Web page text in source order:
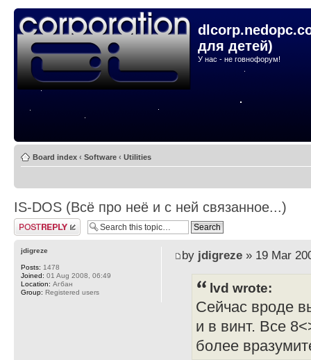
для детей)
У нас - не говнофорум!
Board index ‹ Software ‹ Utilities
IS-DOS (Всё про неё и с ней связанное...)
Post a reply
by jdigreze» 19 Mar
lvd wrote:
Сейчас вроде
и в винт. Все
более
jdigreze
Posts: 1478
Joined: 01 Aug 2008, 06:49
Location: Агбан
Group: Registered users